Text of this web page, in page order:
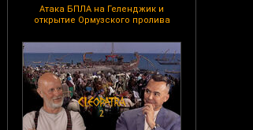
Атака БПЛА на Геленджик и
открытие Ормузского пролива